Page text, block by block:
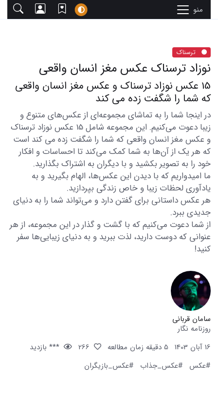
منو
ترسناک
نوزاد ترسناک عکس مغز انسان واقعی
15 عکس نوزاد ترسناک و عکس مغز انسان واقعی
که شما را شگفت زده می کند
در اینجا شما را به تماشای مجموعه‌ای از عکس‌های متنوع و
زیبا دعوت می‌کنیم. این مجموعه شامل 15 عکس نوزاد ترسناک
و عکس مغز انسان واقعی که شما را شگفت زده می کند است
که هر یک از آن‌ها به شما کمک می‌کند تا احساسات و افکار
خود را به تصویر بکشید و با دیگران به اشتراک بگذارید.
ما امیدواریم که با دیدن این عکس‌ها، الهام بگیرید و به
یادآوری لحظات زیبا و خاص زندگی بپردازید.
هر عکس داستانی برای گفتن دارد و می‌تواند شما را به دنیای
جدیدی ببرد.
از شما دعوت می‌کنیم که با گشت و گذار در این مجموعه، از هر
عنوانی که دوست دارید، لذت ببرید و به دنیای زیبایی‌ها سفر
کنید!
سامان قربانی
روزنامه نگار
16 آبان 1403
5 دقیقه زمان مطالعه
*** بازدید
#عکس
#عکس_جذاب #عکس_بازیگران